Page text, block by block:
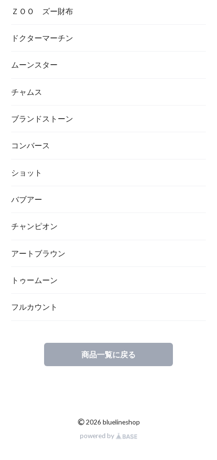
ＺＯＯ ズー財布
ドクターマーチン
ムーンスター
チャムス
ブランドストーン
コンバース
ショット
バブアー
チャンピオン
アートブラウン
トゥームーン
フルカウント
商品一覧に戻る
© 2026 bluelineshop
powered by